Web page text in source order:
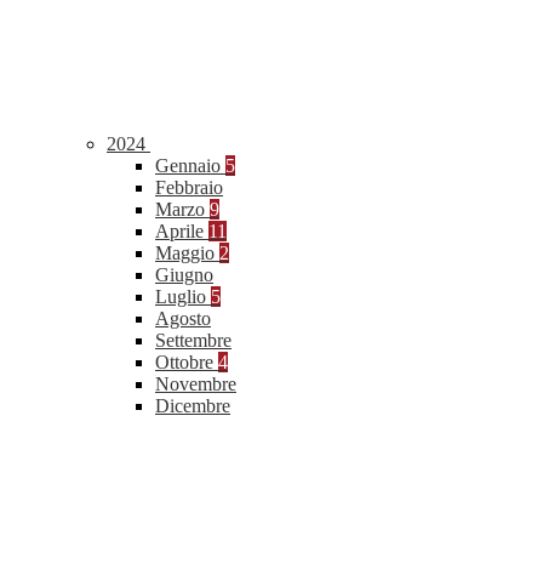
2024
Gennaio 5
Febbraio
Marzo 9
Aprile 11
Maggio 2
Giugno
Luglio 5
Agosto
Settembre
Ottobre 4
Novembre
Dicembre